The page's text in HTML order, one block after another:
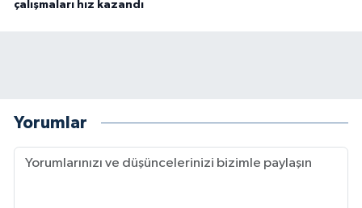
çalışmaları hız kazandı
Yorumlar